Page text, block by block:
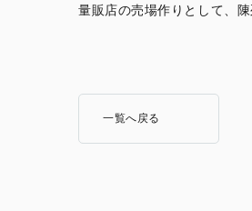
量販店の売場作りとして、
一覧へ戻る